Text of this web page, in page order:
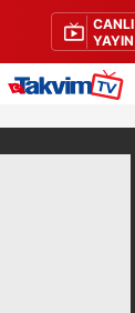
CANLI
YAYIN